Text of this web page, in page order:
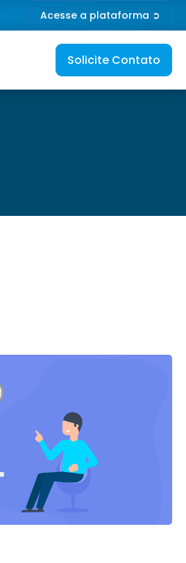
Acesse a plataforma ➲
Solicite Contato